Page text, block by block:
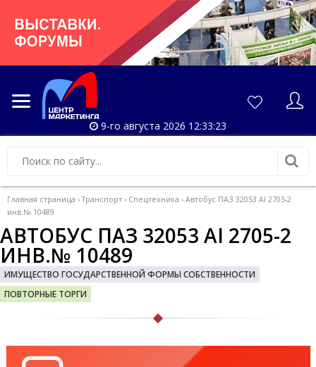
9-го августа 2026 12:33:24
Главная страница › Транспорт › Спецтехника › Автобус ПАЗ 32053 АI 2705-2
инв.№ 10489
АВТОБУС ПАЗ 32053 АI 2705-2
ИНВ.№ 10489
ИМУЩЕСТВО ГОСУДАРСТВЕННОЙ ФОРМЫ СОБСТВЕННОСТИ
ПОВТОРНЫЕ ТОРГИ